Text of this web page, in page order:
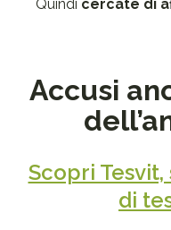
Quindi cercate di
Accusi
Scopri
di